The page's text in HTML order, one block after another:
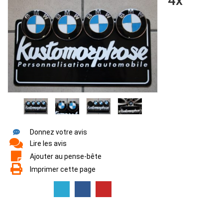
Donnez votre avis
Lire les avis
Ajouter au pense-bête
Imprimer cette page